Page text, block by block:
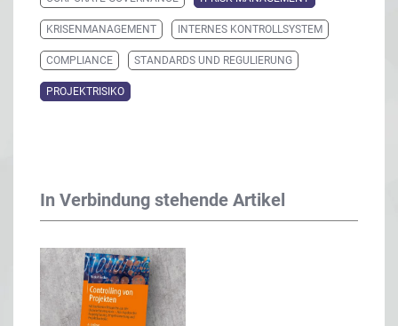
KRISENMANAGEMENT INTERNES KONTROLLSYSTEM
COMPLIANCE STANDARDS UND REGULIERUNG
PROJEKTRISIKO
In Verbindung stehende Artikel